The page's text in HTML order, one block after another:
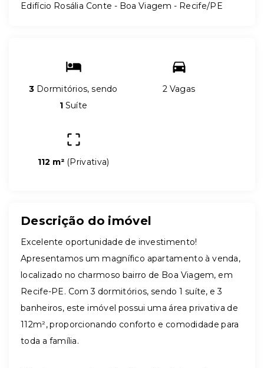
Edifício Rosália Conte - Boa Viagem - Recife/PE
3 Dormitórios, sendo
1 Suíte
2 Vagas
112 m² (Privativa)
Descrição do imóvel
Excelente oportunidade de investimento!
Apresentamos um magnífico apartamento à venda,
localizado no charmoso bairro de Boa Viagem, em
Recife-PE. Com 3 dormitórios, sendo 1 suíte, e 3
banheiros, este imóvel possui uma área privativa de
112m², proporcionando conforto e comodidade para
toda a família.